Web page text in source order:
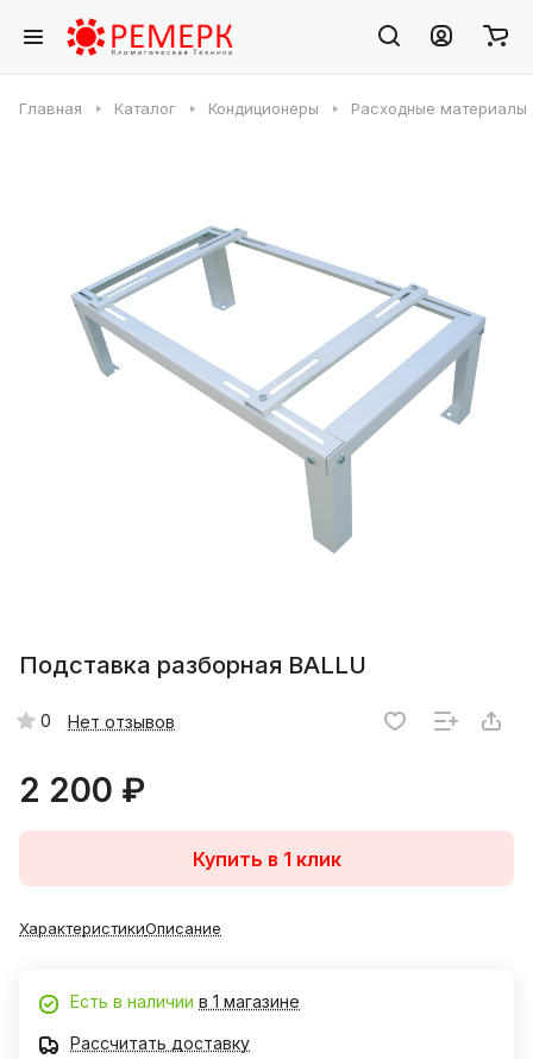
Главная Каталог Кондиционеры Расходные материалы
Подставка разборная BALLU
0 Нет отзывов
2 200 ₽
Купить в 1 клик
ХарактеристикиОписание
Есть в наличии в 1 магазине
Рассчитать доставку